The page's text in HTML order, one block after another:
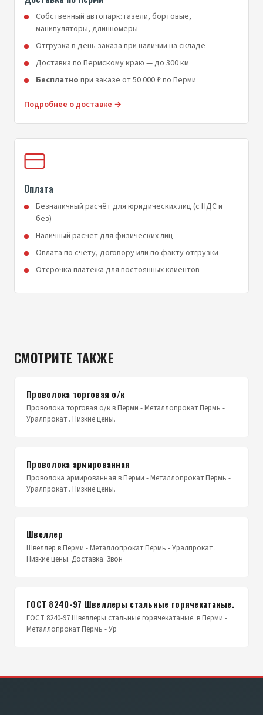
Собственный автопарк: газели, бортовые,
манипуляторы, длинномеры
Отгрузка в день заказа при наличии на складе
Доставка по Пермскому краю — до 300 км
Бесплатно при заказе от 50 000 ₽ по Перми
Подробнее о доставке →
Оплата
Безналичный расчёт для юридических лиц (с НДС и
без)
Наличный расчёт для физических лиц
Оплата по счёту, договору или по факту отгрузки
Отсрочка платежа для постоянных клиентов
СМОТРИТЕ ТАКЖЕ
Проволока торговая о/к
Проволока торговая о/к в Перми - Металлопрокат Пермь -
Уралпрокат . Низкие цены.
Проволока армированная
Проволока армированная в Перми - Металлопрокат Пермь -
Уралпрокат . Низкие цены.
Швеллер
Швеллер в Перми - Металлопрокат Пермь - Уралпрокат .
Низкие цены. Доставка. Звон
ГОСТ 8240-97 Швеллеры стальные горячекатаные.
ГОСТ 8240-97 Швеллеры стальные горячекатаные. в Перми -
Металлопрокат Пермь - Ур